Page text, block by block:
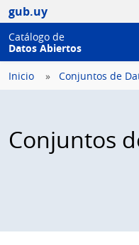
gub.uy
Catálogo de
Datos Abiertos
Inicio Conjuntos de
Conjuntos